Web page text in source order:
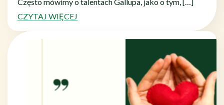
CZYTAJ WIĘCEJ